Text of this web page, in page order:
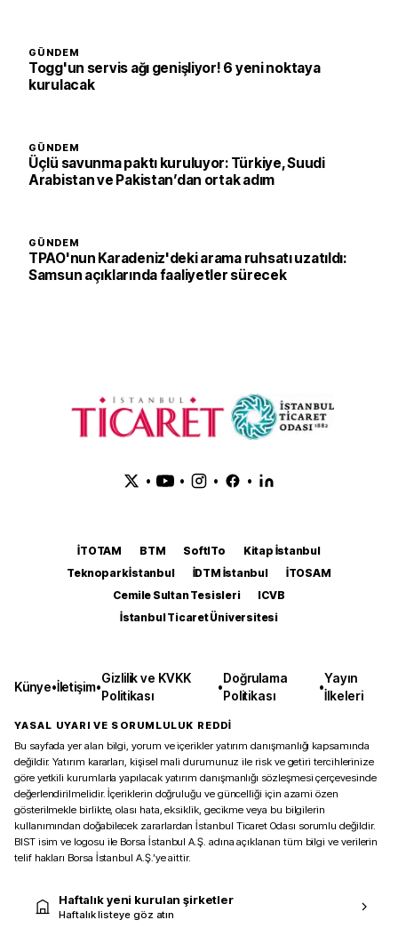
GÜNDEM
Togg'un servis ağı genişliyor! 6 yeni noktaya
kurulacak
GÜNDEM
Üçlü savunma paktı kuruluyor: Türkiye, Suudi
Arabistan ve Pakistan’dan ortak adım
GÜNDEM
TPAO'nun Karadeniz'deki arama ruhsatı uzatıldı:
Samsun açıklarında faaliyetler sürecek
• • • •
İTOTAM BTM SoftITo
Kitap İstanbul
Teknopark İstanbul
İDTM İstanbul
İTOSAM
Cemile Sultan Tesisleri
ICVB
İstanbul Ticaret Üniversitesi
Künye•İletişim•
Gizlilik ve KVKK
Politikası
•
Doğrulama
Politikası
•
Yayın
İlkeleri
YASAL UYARI VE SORUMLULUK REDDİ
Bu sayfada yer alan bilgi, yorum ve içerikler yatırım danışmanlığı kapsamında
değildir. Yatırım kararları, kişisel mali durumunuz ile risk ve getiri tercihlerinize
göre yetkili kurumlarla yapılacak yatırım danışmanlığı sözleşmesi çerçevesinde
değerlendirilmelidir. İçeriklerin doğruluğu ve güncelliği için azami özen
gösterilmekle birlikte, olası hata, eksiklik, gecikme veya bu bilgilerin
kullanımından doğabilecek zararlardan İstanbul Ticaret Odası sorumlu değildir.
BIST isim ve logosu ile Borsa İstanbul A.Ş. adına açıklanan tüm bilgi ve verilerin
telif hakları Borsa İstanbul A.Ş.’ye aittir.
Haftalık yeni kurulan şirketler
Haftalık listeye göz atın